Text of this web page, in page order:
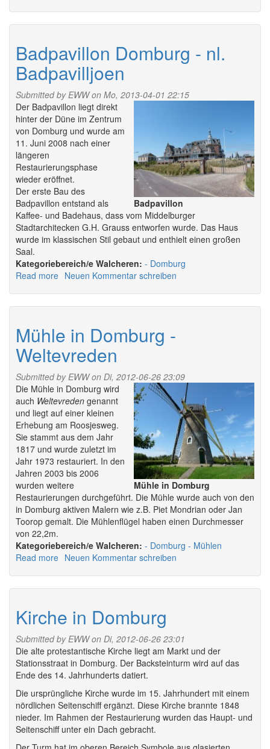
Badpavillon Domburg - nl.
Badpavilljoen
Submitted by EWWon Mo, 2013-04-01 22:15
Badpavillon
Der Badpavillon liegt direkt
hinter der Düne im Zentrum
von Domburg und wurde am
11. Juni 2008 nach einer
längeren
Restaurierungsphase
wieder eröffnet.
Der erste Bau des
Badpavillon entstand als
Kaffee- und Badehaus, dass vom Middelburger
Stadtarchitecken G.H. Grauss entworfen wurde. Das Haus
wurde im klassischen Stil gebaut und enthielt einen großen
Saal.
Walcheren:
Domburg
Read more about
Badpavilljoen
Neuen Kommentar schreiben
Mühle in Domburg -
Weltevreden
Submitted by EWWon Di, 2012-06-26 23:09
Mühle in Domburg
Die Mühle in Domburg wird
auch Weltevreden genannt
und liegt auf einer kleinen
Erhebung am Roosjesweg.
Sie stammt aus dem Jahr
1817 und wurde zuletzt im
Jahr 1973 restauriert. In den
Jahren 2003 bis 2006
wurden weitere
Restaurierungen durchgeführt. Die Mühle wurde auch von den
in Domburg aktiven Malern wie z.B. Piet Mondrian oder Jan
Toorop gemalt. Die Mühlenflügel haben einen Durchmesser
von 22,2m.
Walcheren:
Domburg
Mühlen
Read more about
Weltevreden
Neuen Kommentar schreiben
Kirche in Domburg
Submitted by EWWon Di, 2012-06-26 23:01
Die alte protestantische Kirche liegt am Markt und der
Stationsstraat in Domburg. Der Backsteinturm wird auf das
Ende des 14. Jahrhunderts datiert.
Die ursprüngliche Kirche wurde im 15. Jahrhundert mit einem
nördlichen Seitenschiff ergänzt. Diese Kirche brannte 1848
nieder. Im Rahmen der Restaurierung wurden das Haupt- und
Seitenschiff unter ein Dach gebracht.